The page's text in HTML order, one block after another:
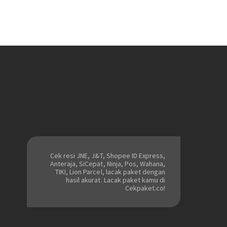
Cek resi JNE, J&T, Shopee ID Express,
Anteraja, SiCepat, Ninja, Pos, Wahana,
TIKI, Lion Parcel, lacak paket dengan
hasil akurat. Lacak paket kamu di
Cekpaket.co!